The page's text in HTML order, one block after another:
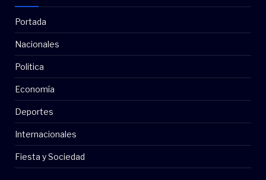
Portada
Nacionales
Politica
Economía
Deportes
Internacionales
Fiesta y Sociedad